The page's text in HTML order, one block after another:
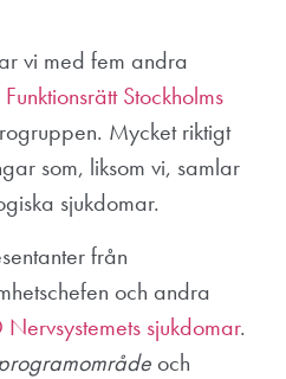
vi med fem andra
Funktionsrätt Stockholms
Mycket riktigt
som, liksom vi, samlar
sjukdomar.
från
och andra
Nervsystemets sjukdomar.
och